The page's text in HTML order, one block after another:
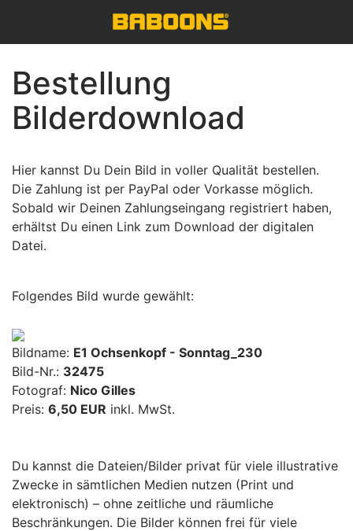
Bestellung
Bilderdownload
Hier kannst Du Dein Bild in voller Qualität bestellen.
Die Zahlung ist per PayPal oder Vorkasse möglich.
Sobald wir Deinen Zahlungseingang registriert haben,
erhältst Du einen Link zum Download der digitalen
Datei.
Folgendes Bild wurde gewählt:
Bildname: E1 Ochsenkopf - Sonntag_230
Bild-Nr.: 32475
Fotograf: Nico Gilles
Preis: 6,50 EUR inkl. MwSt.
Du kannst die Dateien/Bilder privat für viele illustrative
Zwecke in sämtlichen Medien nutzen (Print und
elektronisch) – ohne zeitliche und räumliche
Beschränkungen. Die Bilder können frei für viele